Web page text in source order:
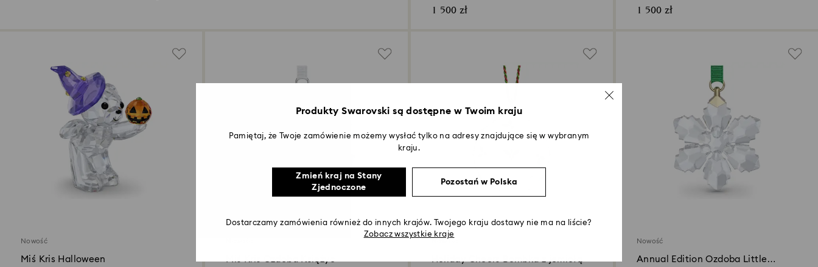
1 500 zł 1 500 zł
Nowość
Miś Kris Halloween Miś Kris Ozdoba Księżyc Holiday Cheers Bombka z jemiołą
Nowość
Annual Edition Ozdoba Little
Produkty Swarovski są dostępne w Twoim kraju
Pamiętaj, że Twoje zamówienie możemy wysłać tylko na adresy znajdujące się w wybranym
kraju.
Zmień kraj na Stany
Zjednoczone
Pozostań w Polska
Dostarczamy zamówienia również do innych krajów. Twojego kraju dostawy nie ma na liście?
Zobacz wszystkie kraje